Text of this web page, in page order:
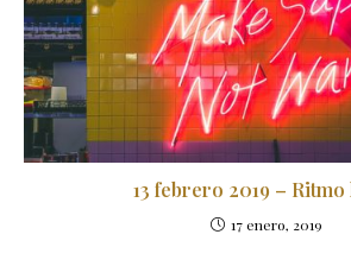
13 febrero 2019 –
17 enero, 2019